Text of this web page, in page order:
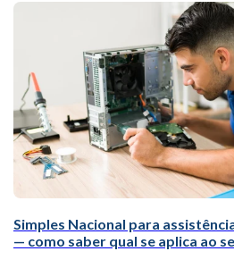
Simples Nacional para
— como saber qual se aplica ao